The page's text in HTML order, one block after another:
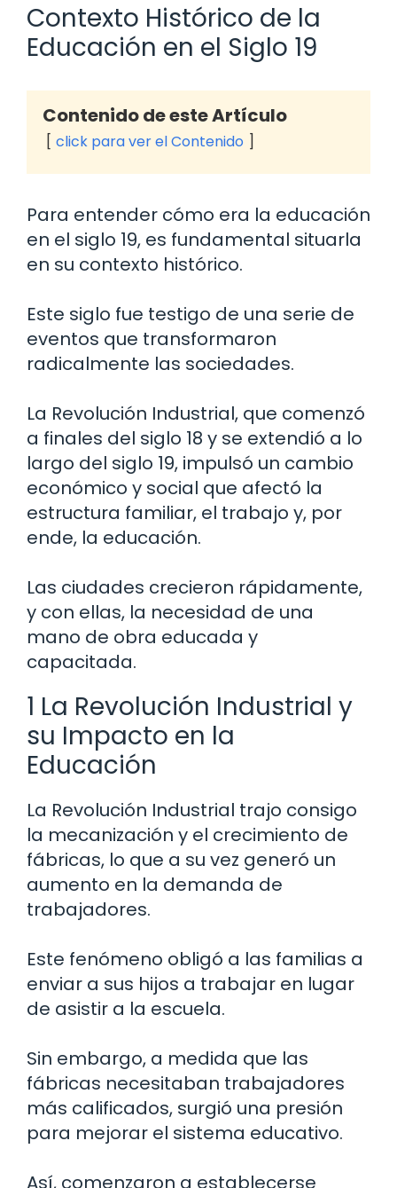
Contexto Histórico de la
Educación en el Siglo 19
Contenido de este Artículo
click para ver el Contenido
Para entender cómo era la educación
en el siglo 19, es fundamental situarla
en su contexto histórico.
Este siglo fue testigo de una serie de
eventos que transformaron
radicalmente las sociedades.
La Revolución Industrial, que comenzó
a finales del siglo 18 y se extendió a lo
largo del siglo 19, impulsó un cambio
económico y social que afectó la
estructura familiar, el trabajo y, por
ende, la educación.
Las ciudades crecieron rápidamente,
y con ellas, la necesidad de una
mano de obra educada y
capacitada.
1 La Revolución Industrial y
su Impacto en la
Educación
La Revolución Industrial trajo consigo
la mecanización y el crecimiento de
fábricas, lo que a su vez generó un
aumento en la demanda de
trabajadores.
Este fenómeno obligó a las familias a
enviar a sus hijos a trabajar en lugar
de asistir a la escuela.
Sin embargo, a medida que las
fábricas necesitaban trabajadores
más calificados, surgió una presión
para mejorar el sistema educativo.
Así, comenzaron a establecerse